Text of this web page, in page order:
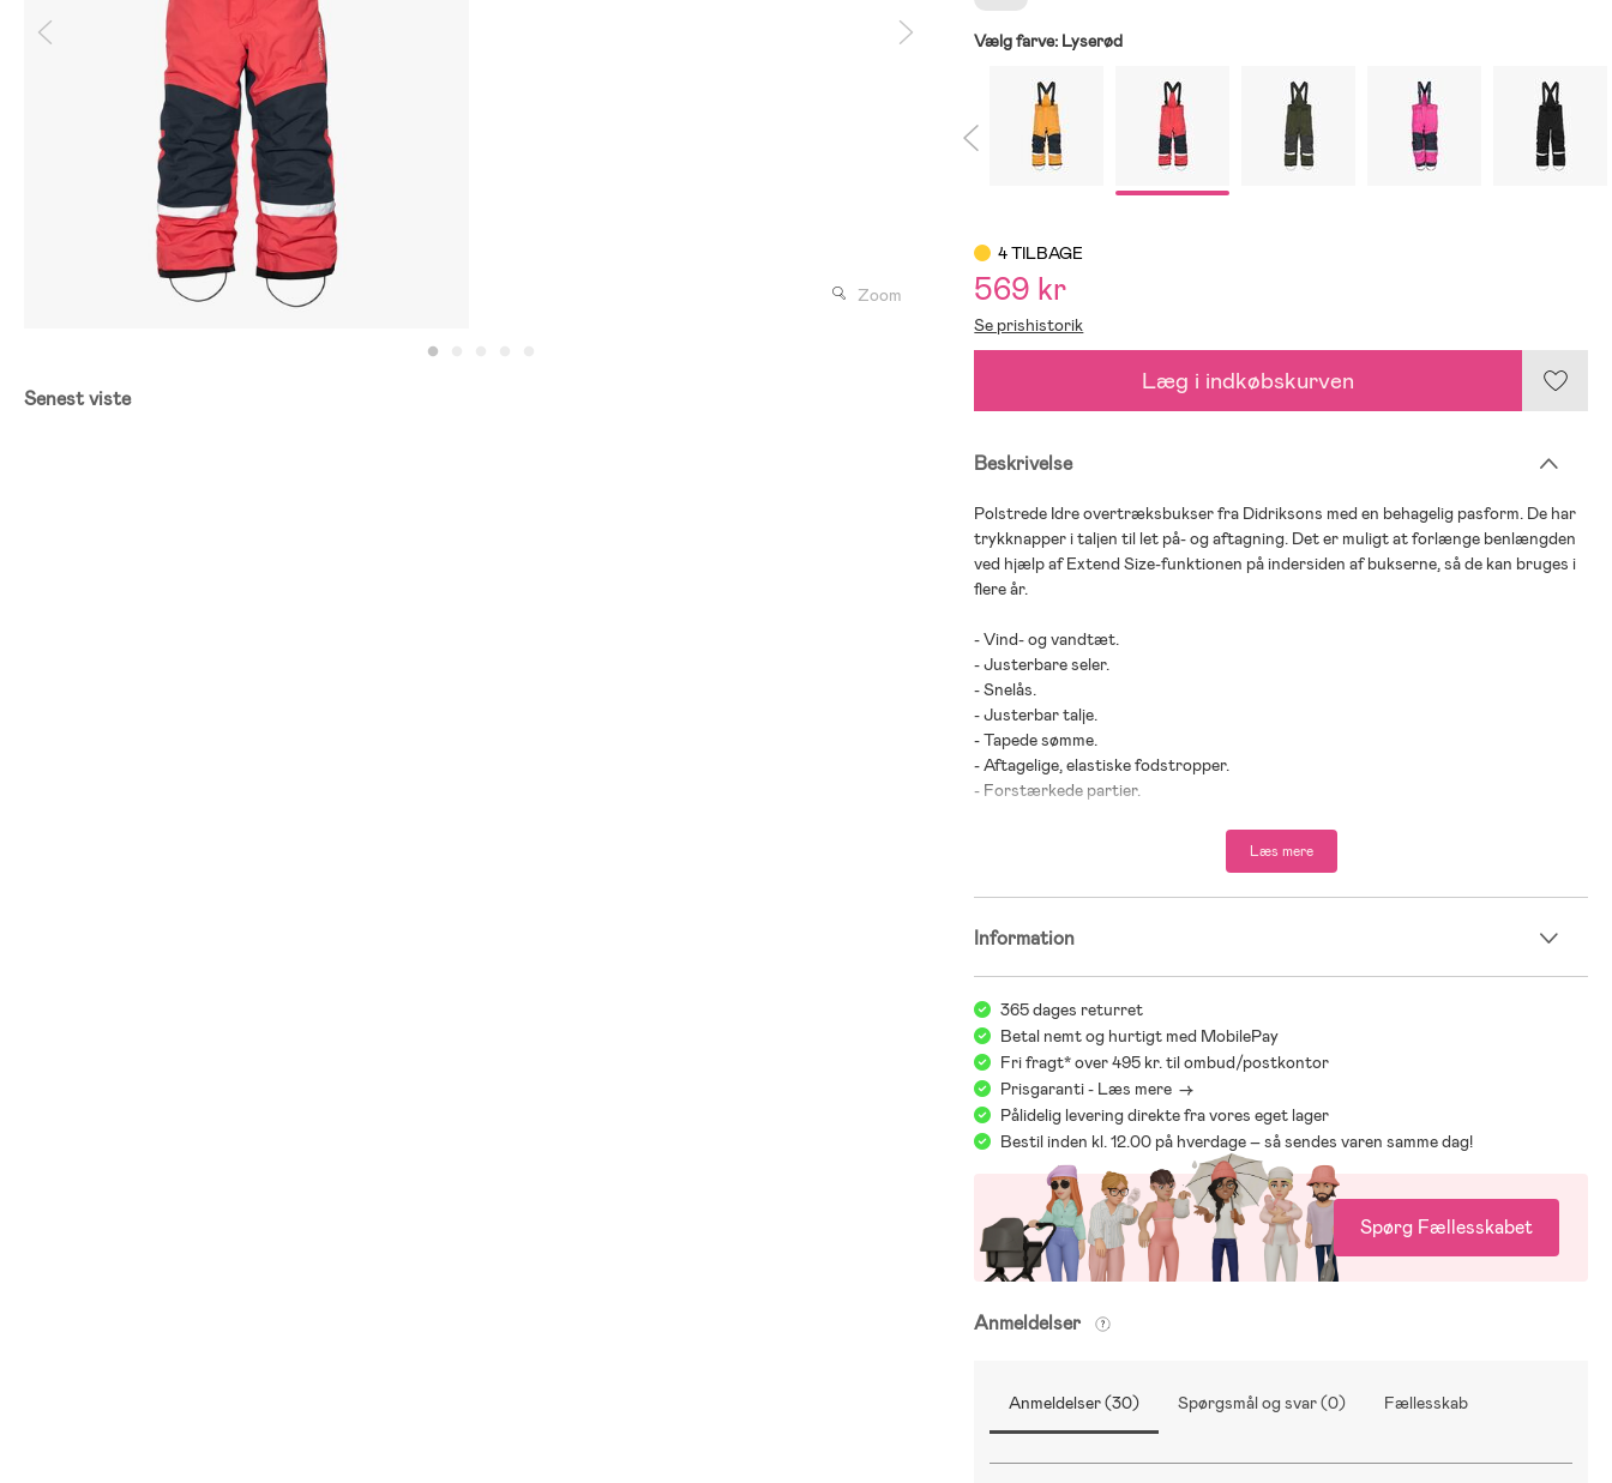
Zoom
Senest viste
Vælg farve: Lyserød
4 TILBAGE
569 kr
Se prishistorik
Læg i indkøbskurven
Beskrivelse
Polstrede Idre overtræksbukser fra Didriksons med en behagelig pasform. De har
trykknapper i taljen til let på- og aftagning. Det er muligt at forlænge benlængden
ved hjælp af Extend Size-funktionen på indersiden af bukserne, så de kan bruges i
flere år.
- Vind- og vandtæt.
- Justerbare seler.
- Snelås.
- Justerbar talje.
- Tapede sømme.
- Aftagelige, elastiske fodstropper.
- Forstærkede partier.
- Buksebenene kan forlænges op til en hel størrelse med Didriksons Extend size.
- For: 100 % polyamid.
Læs mere
Information
365 dages returret
Betal nemt og hurtigt med MobilePay
Fri fragt* over 495 kr. til ombud/postkontor
Prisgaranti - Læs mere ->
Pålidelig levering direkte fra vores eget lager
Bestil inden kl. 12.00 på hverdage – så sendes varen samme dag!
Spørg Fællesskabet
Anmeldelser
Anmeldelser (30) Spørgsmål og svar (0) Fællesskab